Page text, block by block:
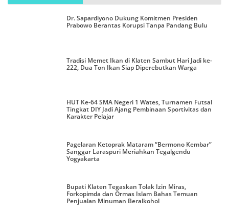
Dr. Sapardiyono Dukung Komitmen Presiden
Prabowo Berantas Korupsi Tanpa Pandang Bulu
Tradisi Memet Ikan di Klaten Sambut Hari Jadi ke-
222, Dua Ton Ikan Siap Diperebutkan Warga
HUT Ke-64 SMA Negeri 1 Wates, Turnamen Futsal
Tingkat DIY Jadi Ajang Pembinaan Sportivitas dan
Karakter Pelajar
Pagelaran Ketoprak Mataram “Bermono Kembar”
Sanggar Laraspuri Meriahkan Tegalgendu
Yogyakarta
Bupati Klaten Tegaskan Tolak Izin Miras,
Forkopimda dan Ormas Islam Bahas Temuan
Penjualan Minuman Beralkohol